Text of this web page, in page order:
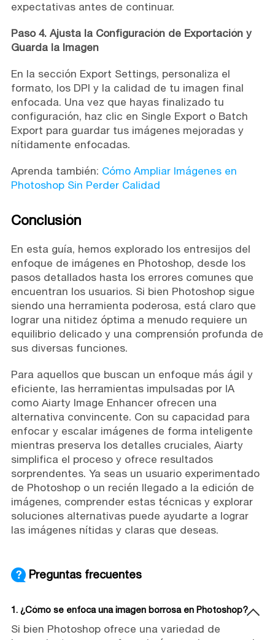
expectativas antes de continuar.
Paso 4. Ajusta la Configuración de Exportación y
Guarda la Imagen
En la sección Export Settings, personaliza el
formato, los DPI y la calidad de tu imagen final
enfocada. Una vez que hayas finalizado tu
configuración, haz clic en Single Export o Batch
Export para guardar tus imágenes mejoradas y
nítidamente enfocadas.
Aprenda también: Cómo Ampliar Imágenes en
Photoshop Sin Perder Calidad
Conclusión
En esta guía, hemos explorado los entresijos del
enfoque de imágenes en Photoshop, desde los
pasos detallados hasta los errores comunes que
encuentran los usuarios. Si bien Photoshop sigue
siendo una herramienta poderosa, está claro que
lograr una nitidez óptima a menudo requiere un
equilibrio delicado y una comprensión profunda de
sus diversas funciones.
Para aquellos que buscan un enfoque más ágil y
eficiente, las herramientas impulsadas por IA
como Aiarty Image Enhancer ofrecen una
alternativa convincente. Con su capacidad para
enfocar y escalar imágenes de forma inteligente
mientras preserva los detalles cruciales, Aiarty
simplifica el proceso y ofrece resultados
sorprendentes. Ya seas un usuario experimentado
de Photoshop o un recién llegado a la edición de
imágenes, comprender estas técnicas y explorar
soluciones alternativas puede ayudarte a lograr
las imágenes nítidas y claras que deseas.
Preguntas frecuentes
1. ¿Cómo se enfoca una imagen borrosa en Photoshop?
Si bien Photoshop ofrece una variedad de